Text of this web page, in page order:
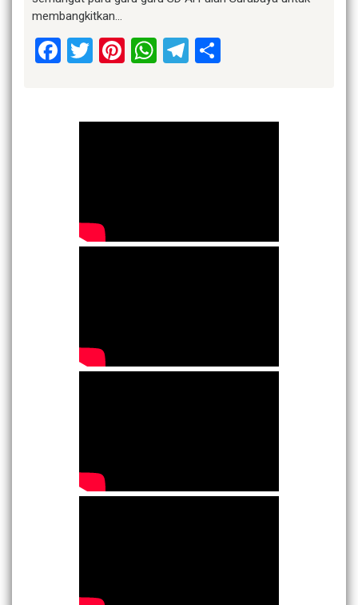
membangkitkan…
Facebook
Twitter
Pinterest
WhatsApp
Telegram